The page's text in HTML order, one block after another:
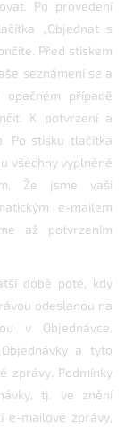
Po provedení
„Objednat s
Před stiskem
seznámení se a
případě
K potvrzení a
Po stisku tlačítka
všechny vyplněné
Že jsme vaši
e-mailem
až potvrzením
době poté, kdy
odeslanou na
v Objednávce.
a tyto
zprávy. Podmínky
tj. ve znění
e-mailové zprávy,